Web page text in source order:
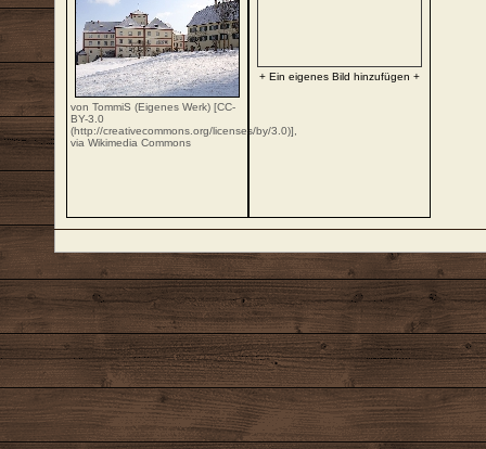
von TommiS (Eigenes Werk) [CC-
BY-3.0
(http://creativecommons.org/licenses/by/3.0)],
via Wikimedia Commons
+ Ein eigenes Bild hinzufügen +